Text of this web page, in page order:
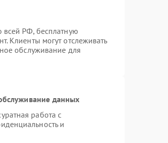
всей РФ, бесплатную
Клиенты могут отслеживать
обслуживание для
данных
работа с
и